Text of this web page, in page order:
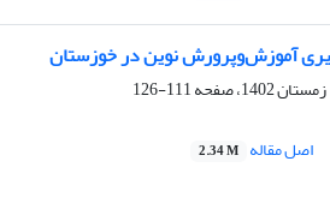
آموزش‌وپرورش نوین در خوزستان
111-126
اصل مقاله 2.34 M